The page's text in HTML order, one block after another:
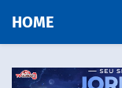
HOME